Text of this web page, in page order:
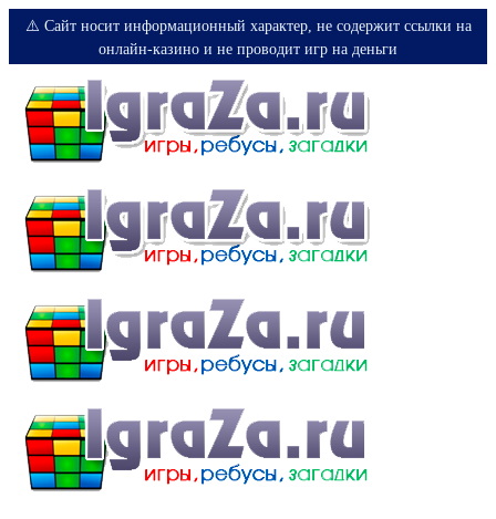
⚠️ Сайт носит информационный характер, не содержит ссылки на
онлайн-казино и не проводит игр на деньги